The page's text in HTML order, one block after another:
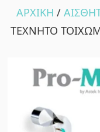
ΑΡΧΙΚΗ /
ΤΕΧΝΗΤΟ